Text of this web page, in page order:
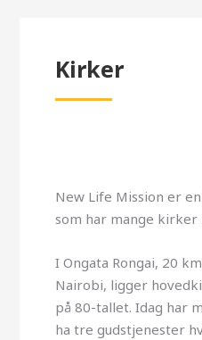
Kirker
New Life Mission er
som har mange kirker
I Ongata Rongai, 20
Nairobi, ligger
på 80-tallet. Idag har
ha tre gudstjenester